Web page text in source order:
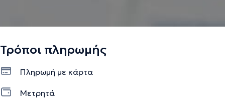
Τρόποι πληρωμής
Πληρωμή με κάρτα
Μετρητά